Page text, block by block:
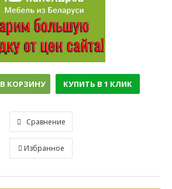
В КОРЗИНУ КУПИТЬ В 1 КЛИК
Сравнение
Избранное